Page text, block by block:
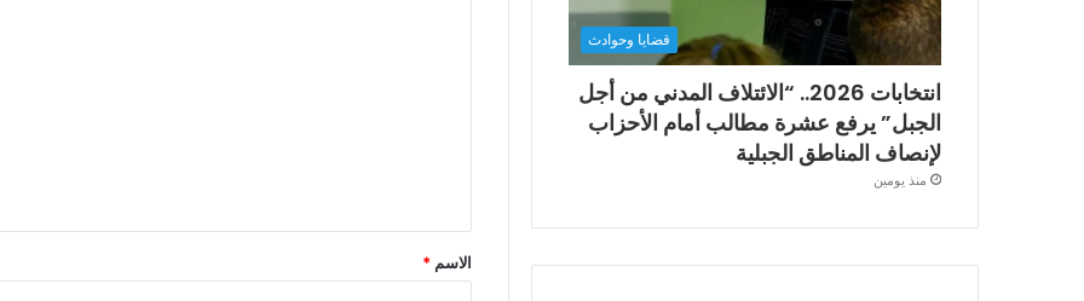
ق
*
الاسم *
قضايا وحوادث
انتخابات 2026.. “الائتلاف المدني من أجل
الجبل” يرفع عشرة مطالب أمام الأحزاب
لإنصاف المناطق الجبلية
منذ يومين